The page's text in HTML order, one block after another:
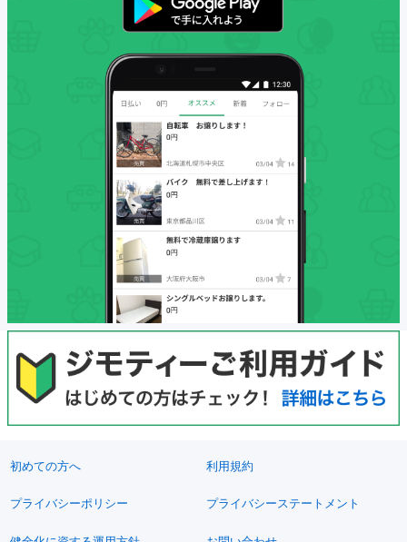
初めての方へ 利用規約
プライバシーポリシー プライバシーステートメント